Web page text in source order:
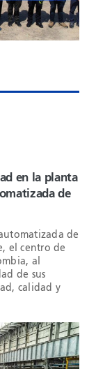
en la planta
de
de
el centro de
al
de sus
calidad y